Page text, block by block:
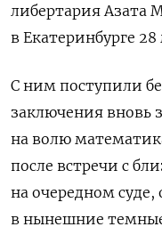
либертария Азата
в Екатеринбурге 28
С ним поступили
заключения вновь
на волю
после встречи с
на очередном
в нынешние